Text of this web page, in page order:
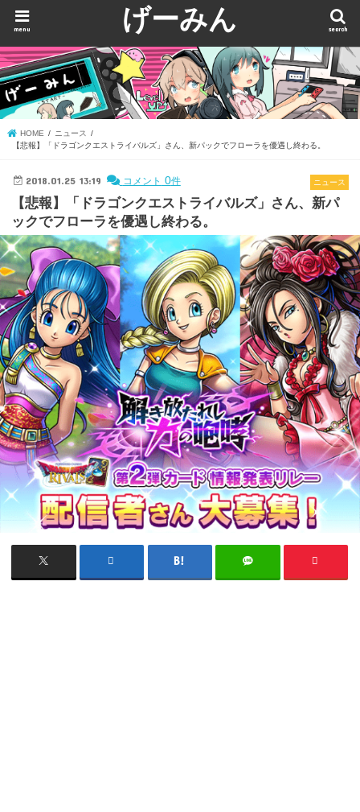
げーみん search
menu
HOME
ニュース
【悲報】「ドラゴンクエストライバルズ」さん、新パックでフローラを優遇し終わる。
ニュース
2018.01.25 13:19 コメント 0件
【悲報】「ドラゴンクエストライバルズ」さん、新パ
ックでフローラを優遇し終わる。